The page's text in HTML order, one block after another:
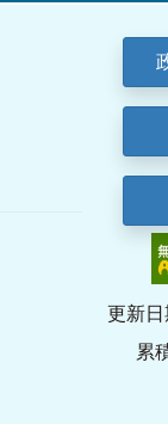
更新
累